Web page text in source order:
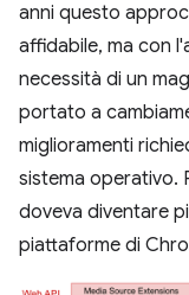
anni questo
affidabile, ma con
necessità di un
portato a
miglioramenti
sistema operativo.
doveva diventare
piattaforme di